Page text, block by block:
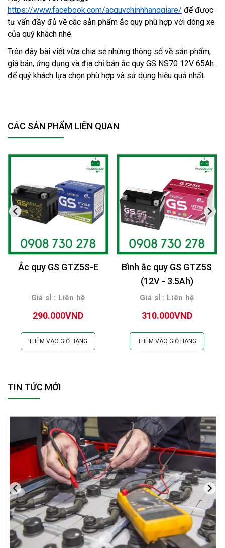
https://www.facebook.com/acquychinhhanggiare/ để được
tư vấn đầy đủ về các sản phẩm ắc quy phù hợp với dòng xe
của quý khách nhé.
Trên đây bài viết vừa chia sẻ những thông số về sản phẩm,
giá bán, ứng dụng và địa chỉ bán ắc quy GS NS70 12V 65Ah
để quý khách lựa chọn phù hợp và sử dụng hiệu quả nhất.
CÁC SẢN PHẨM LIÊN QUAN
Ắc quy GS GTZ5S-E
Giá sỉ : Liên hệ
290.000VND
THÊM VÀO GIỎ HÀNG
Bình ắc quy GS GTZ5S
(12V - 3.5Ah)
Giá sỉ : Liên hệ
310.000VND
THÊM VÀO GIỎ HÀNG
TIN TỨC MỚI